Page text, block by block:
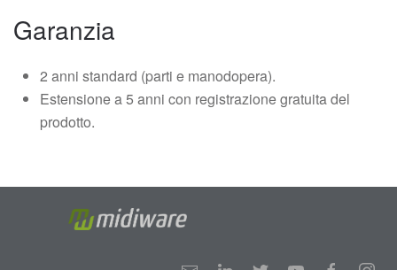
Garanzia
2 anni standard (parti e manodopera).
Estensione a 5 anni con registrazione gratuita del
prodotto.